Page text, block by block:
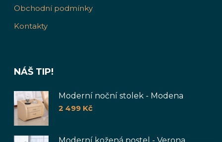
Obchodní podmínky
Kontakty
NÁŠ TIP!
Moderní noční stolek - Modena
2 499 Kč